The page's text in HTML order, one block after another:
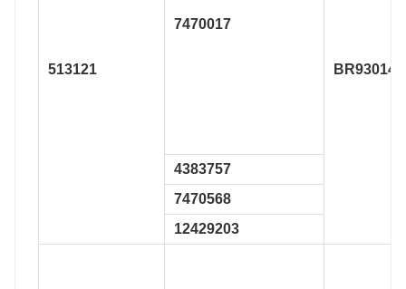
513121
7470017
BR930148
4383757
7470568
12429203